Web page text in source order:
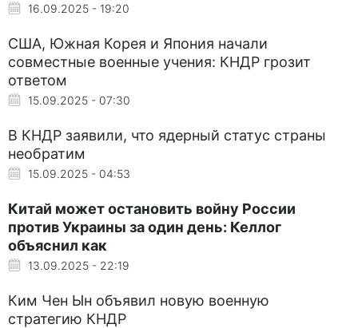
16.09.2025 - 19:20
США, Южная Корея и Япония начали
совместные военные учения: КНДР грозит
ответом
15.09.2025 - 07:30
В КНДР заявили, что ядерный статус страны
необратим
15.09.2025 - 04:53
Китай может остановить войну России
против Украины за один день: Келлог
объяснил как
13.09.2025 - 22:19
Ким Чен Ын объявил новую военную
стратегию КНДР